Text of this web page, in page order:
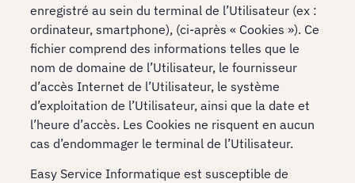
enregistré au sein du terminal de l’Utilisateur (ex :
ordinateur, smartphone), (ci-après « Cookies »). Ce
fichier comprend des informations telles que le
nom de domaine de l’Utilisateur, le fournisseur
d’accès Internet de l’Utilisateur, le système
d’exploitation de l’Utilisateur, ainsi que la date et
l’heure d’accès. Les Cookies ne risquent en aucun
cas d’endommager le terminal de l’Utilisateur.
Easy Service Informatique est susceptible de